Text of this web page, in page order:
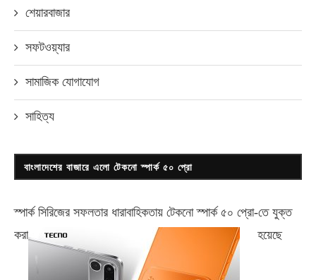
শেয়ারবাজার
সফটওয়্যার
সামাজিক যোগাযোগ
সাহিত্য
বাংলাদেশের বাজারে এলো টেকনো স্পার্ক ৫০ প্রো
স্পার্ক সিরিজের সফলতার ধারাবাহিকতায় টেকনোস্পার্ক ৫০ প্রো-তে যুক্ত
করা
হয়েছে